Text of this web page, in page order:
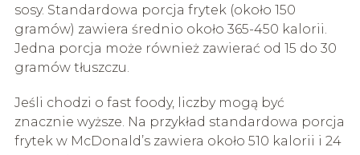
sosy. Standardowa porcja frytek (około 150
gramów) zawiera średnio około 365-450 kalorii.
Jedna porcja może również zawierać od 15 do 30
gramów tłuszczu.
Jeśli chodzi o fast foody, liczby mogą być
znacznie wyższe. Na przykład standardowa porcja
frytek w McDonald’s zawiera około 510 kalorii i 24